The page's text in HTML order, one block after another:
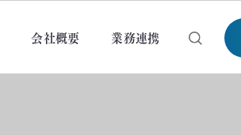
会社概要 業務連携